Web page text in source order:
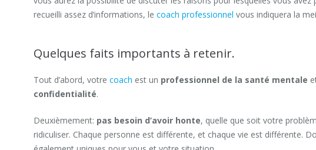
recueilli assez d’informations, le coach professionnel vous indiquera la
Quelques faits importants à retenir.
Tout d’abord, votre coach est un professionnel de la santé mentale
confidentialité.
Deuxièmement: pas besoin d’avoir honte, quelle que soit votre
ridiculiser. Chaque personne est différente, et chaque vie est différente.